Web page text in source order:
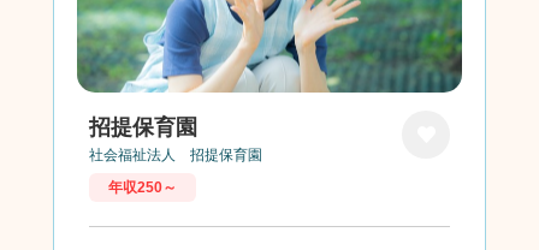
招提保育園
社会福祉法人 招提保育園
年収250～